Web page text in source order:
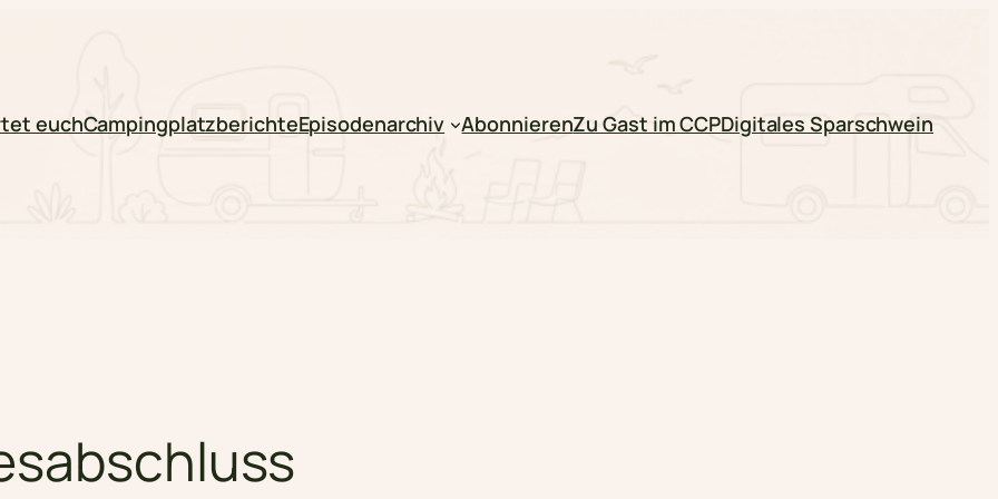
euchCampingplatzberichteEpisodenarchiv AbonnierenZu Gast im CCPDigitales Sparschwein